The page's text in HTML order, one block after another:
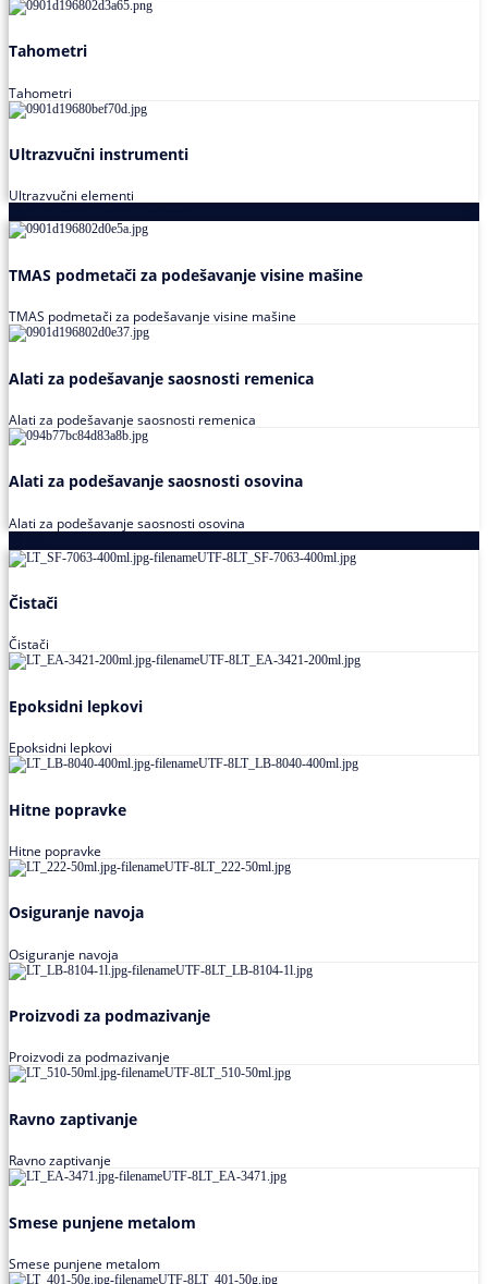
Tahometri
Tahometri
Ultrazvučni instrumenti
Ultrazvučni elementi
TMAS podmetači za podešavanje visine mašine
TMAS podmetači za podešavanje visine mašine
Alati za podešavanje saosnosti remenica
Alati za podešavanje saosnosti remenica
Alati za podešavanje saosnosti osovina
Alati za podešavanje saosnosti osovina
Čistači
Čistači
Epoksidni lepkovi
Epoksidni lepkovi
Hitne popravke
Hitne popravke
Osiguranje navoja
Osiguranje navoja
Proizvodi za podmazivanje
Proizvodi za podmazivanje
Ravno zaptivanje
Ravno zaptivanje
Smese punjene metalom
Smese punjene metalom